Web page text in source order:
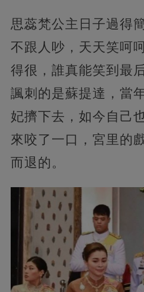
思蕊梵公主日子過得
不跟人吵，天天笑呵
得很，誰真能笑到最
諷刺的是蘇提達，當
妃擠下去，如今自己
來咬了一口，宮里的
而退的。